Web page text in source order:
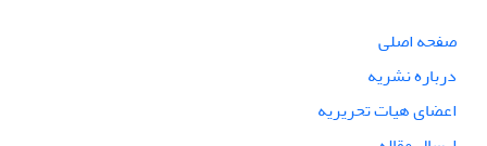
صفحه اصلی
درباره نشریه
اعضای هیات تحریریه